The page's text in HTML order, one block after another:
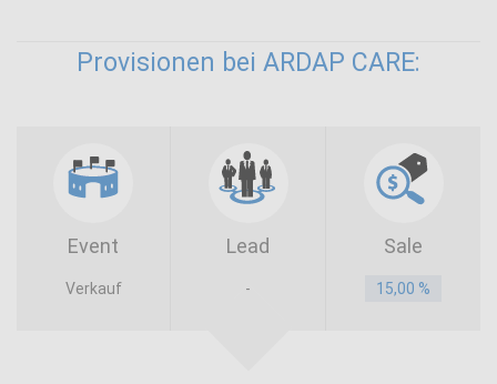
Provisionen bei ARDAP CARE:
Event Lead Sale
Verkauf - 15,00 %